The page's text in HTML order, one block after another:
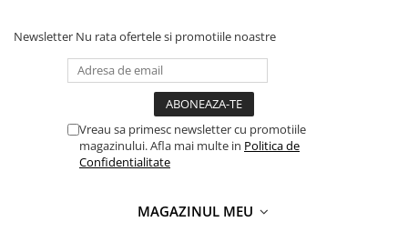
Newsletter Nu rata ofertele si promotiile noastre
Vreau sa primesc newsletter cu promotiile
magazinului. Afla mai multe in Politica de
Confidentialitate
MAGAZINUL MEU